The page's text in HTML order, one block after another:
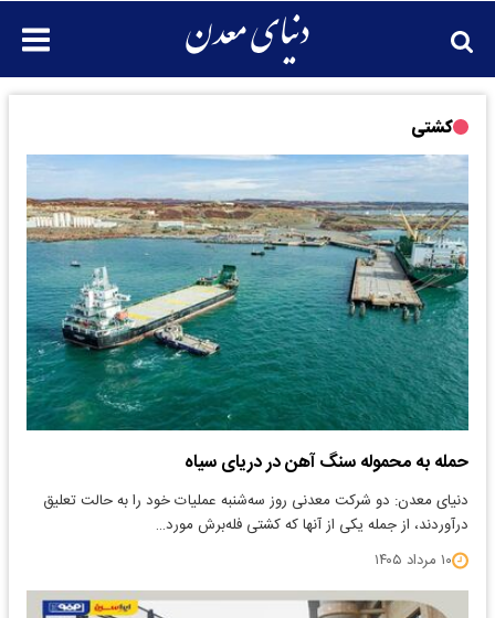
کشتی
حمله به محموله سنگ آهن در دریای سیاه
دنیای معدن: دو شرکت معدنی روز سه‌شنبه عملیات خود را به حالت تعلیق
درآوردند، از جمله یکی از آنها که کشتی فله‌برش مورد…
۱۰ مرداد ۱۴۰۵